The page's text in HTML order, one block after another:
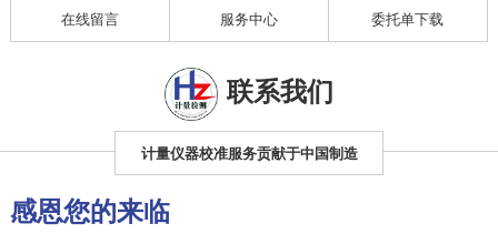
在线留言 服务中心 委托单下载
联系我们
计量仪器校准服务贡献于中国制造
感恩您的来临